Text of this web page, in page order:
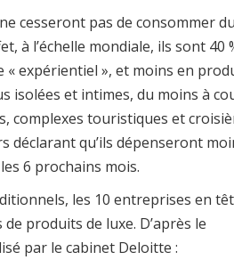
cesseront pas de consommer
à l’échelle mondiale, ils sont 40
« expérientiel », et moins en
isolées et intimes, du moins à
complexes touristiques et
déclarant qu’ils dépenseront
6 prochains mois.
les 10 entreprises en
produits de luxe. D’après le
par le cabinet Deloitte :